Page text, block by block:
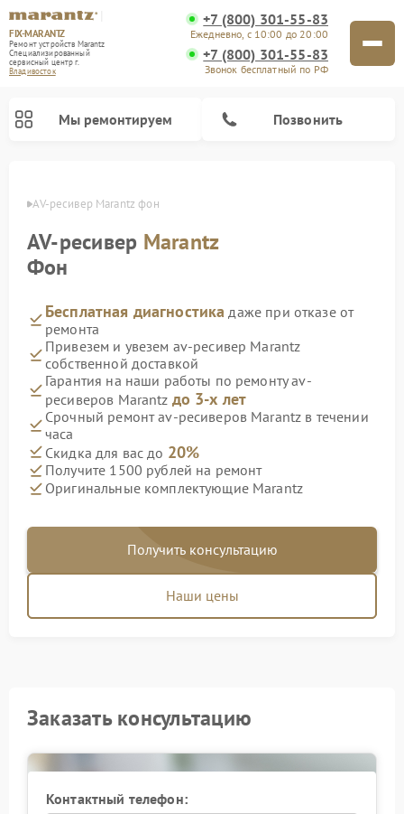
FIX-MARANTZ
Ремонт устройств Marantz
Специализированный
cервисный центр г.
Владивосток
+7 (800) 301-55-83
Ежедневно, с 10:00 до 20:00
+7 (800) 301-55-83
Звонок бесплатный по РФ
Мы ремонтируем Позвонить
AV-ресивер Marantz фон
AV-ресивер Marantz
Фон
Бесплатная диагностика даже при отказе от
ремонта
Привезем и увезем av-ресивер Marantz
собственной доставкой
Гарантия на наши работы по ремонту av-
ресиверов Marantz до 3-х лет
Срочный ремонт av-ресиверов Marantz в течении
часа
Скидка для вас до 20%
Получите 1500 рублей на ремонт
Оригинальные комплектующие Marantz
Получить консультацию
Наши цены
Заказать консультацию
Контактный телефон: